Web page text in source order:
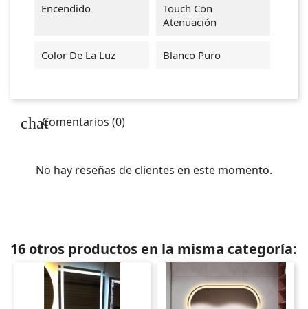
Encendido
Touch Con
Atenuación
Color De La Luz Blanco Puro
Comentarios (0)
No hay reseñas de clientes en este momento.
16 otros productos en la misma categoría: